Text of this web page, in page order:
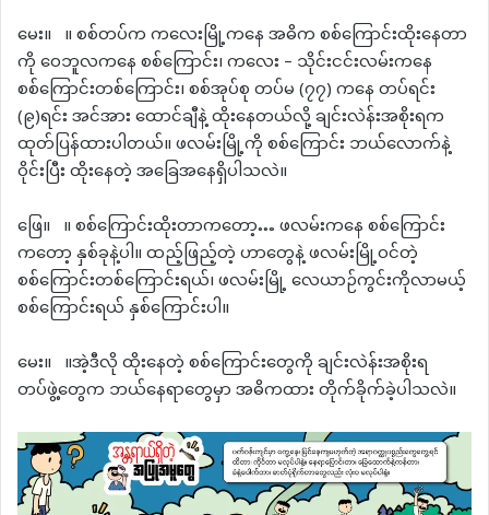
မေး။ ။ စစ်တပ်က ကလေးမြို့ကနေ အဓိက စစ်ကြောင်းထိုးနေတာ
ကို ဝေဘူလကနေ စစ်ကြောင်း၊ ကလေး – သိုင်းငင်းလမ်းကနေ
စစ်ကြောင်းတစ်ကြောင်း၊ စစ်အုပ်စု တပ်မ (၇၇) ကနေ တပ်ရင်း
(၉)ရင်း အင်အား ထောင်ချီနဲ့ ထိုးနေတယ်လို့ ချင်းလဲန်းအစိုးရက
ထုတ်ပြန်ထားပါတယ်။ ဖလမ်းမြို့ကို စစ်ကြောင်း ဘယ်လောက်နဲ့
ဝိုင်းပြီး ထိုးနေတဲ့ အခြေအနေရှိပါသလဲ။
ဖြေ။ ။ စစ်ကြောင်းထိုးတာကတော့… ဖလမ်းကနေ စစ်ကြောင်း
ကတော့ နှစ်ခုနဲ့ပါ။ ထည့်ဖြည့်တဲ့ ဟာတွေနဲ့ ဖလမ်းမြို့ဝင်တဲ့
စစ်ကြောင်းတစ်ကြောင်းရယ်၊ ဖလမ်းမြို့ လေယာဉ်ကွင်းကိုလာမယ့်
စစ်ကြောင်းရယ် နှစ်ကြောင်းပါ။
မေး။ ။အဲ့ဒီလို ထိုးနေတဲ့ စစ်ကြောင်းတွေကို ချင်းလဲန်းအစိုးရ
တပ်ဖွဲ့တွေက ဘယ်နေရာတွေမှာ အဓိကထား တိုက်ခိုက်ခဲ့ပါသလဲ။